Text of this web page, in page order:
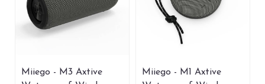
Miiego - M3 Axtive
Miiego - M1 Axtive